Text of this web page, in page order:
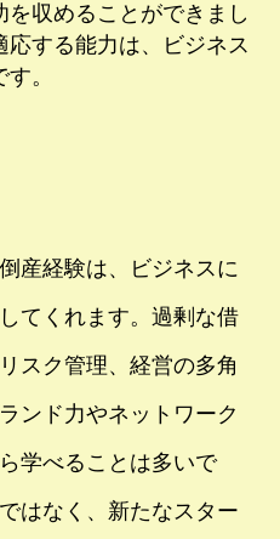
収めることができまし
する能力は、ビジネス
。
産経験は、ビジネスに
てくれます。過剰な借
スク管理、経営の多角
ンド力やネットワーク
学べることは多いで
はなく、新たなスター